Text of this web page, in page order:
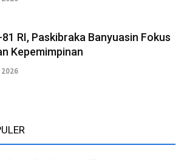
RI, Paskibraka Banyuasin Fokus
Kepemimpinan